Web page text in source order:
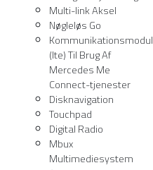
Multi-link Aksel
Nøgleløs Go
Kommunikationsmodul
(lte) Til Brug Af
Mercedes Me
Connect-tjenester
Disknavigation
Touchpad
Digital Radio
Mbux
Multimediesystem